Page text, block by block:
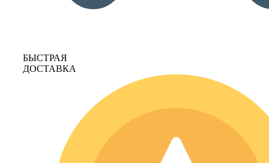
БЫСТРАЯ
ДОСТАВКА